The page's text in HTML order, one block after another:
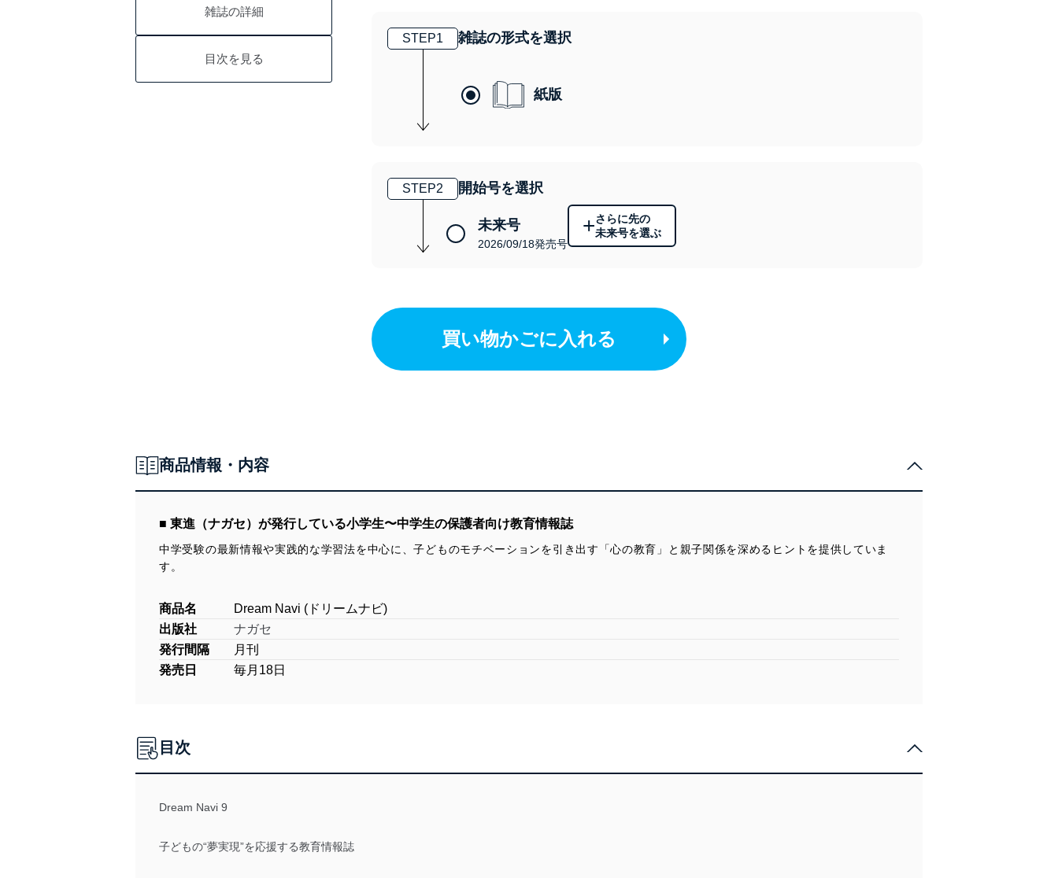
雑誌の詳細
目次を見る
STEP1 雑誌の形式を選択
紙版
STEP2 開始号を選択
未来号
2026/09/18発売号
+さらに先の
未来号を選ぶ
買い物かごに入れる
商品情報・内容
■ 東進（ナガセ）が発行している小学生〜中学生の保護者向け教育情報誌
中学受験の最新情報や実践的な学習法を中心に、子どものモチベーションを引き出す「心の教育」と親子関係を深めるヒントを提供していま
す。
商品名
Dream Navi (ドリームナビ)
出版社
ナガセ
発行間隔
月刊
発売日
毎月18日
目次
Dream Navi 9
子どもの“夢実現”を応援する教育情報誌